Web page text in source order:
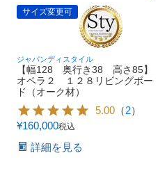
サイズ変更可
ジャパンディスタイル
【幅128 奥行き38 高さ85】
オペラ２ １２８リビングボー
ド（オーク材）
5.00 （2）
¥160,000税込
詳細を見る